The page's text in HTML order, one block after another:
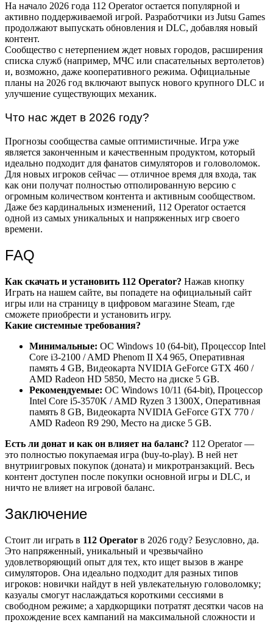
На начало 2026 года 112 Operator остается популярной и
активно поддерживаемой игрой. Разработчики из Jutsu Games
продолжают выпускать обновления и DLC, добавляя новый
контент.
Сообщество с нетерпением ждет новых городов, расширения
списка служб (например, МЧС или спасательных вертолетов)
и, возможно, даже кооперативного режима. Официальные
планы на 2026 год включают выпуск нового крупного DLC и
улучшение существующих механик.
Что нас ждет в 2026 году?
Прогнозы сообщества самые оптимистичные. Игра уже
является законченным и качественным продуктом, который
идеально подходит для фанатов симуляторов и головоломок.
Для новых игроков сейчас — отличное время для входа, так
как они получат полностью отполированную версию с
огромным количеством контента и активным сообществом.
Даже без кардинальных изменений, 112 Operator остается
одной из самых уникальных и напряженных игр своего
времени.
FAQ
Как скачать и установить 112 Operator? Нажав кнопку
Играть на нашем сайте, вы попадете на официальный сайт
игры или на страницу в цифровом магазине Steam, где
сможете приобрести и установить игру.
Какие системные требования?
Минимальные: ОС Windows 10 (64-bit), Процессор Intel
Core i3-2100 / AMD Phenom II X4 965, Оперативная
память 4 GB, Видеокарта NVIDIA GeForce GTX 460 /
AMD Radeon HD 5850, Место на диске 5 GB.
Рекомендуемые: ОС Windows 10/11 (64-bit), Процессор
Intel Core i5-3570K / AMD Ryzen 3 1300X, Оперативная
память 8 GB, Видеокарта NVIDIA GeForce GTX 770 /
AMD Radeon R9 290, Место на диске 5 GB.
Есть ли донат и как он влияет на баланс? 112 Operator —
это полностью покупаемая игра (buy-to-play). В ней нет
внутриигровых покупок (доната) и микротранзакций. Весь
контент доступен после покупки основной игры и DLC, и
ничто не влияет на игровой баланс.
Заключение
Стоит ли играть в 112 Operator в 2026 году? Безусловно, да.
Это напряженный, уникальный и чрезвычайно
удовлетворяющий опыт для тех, кто ищет вызов в жанре
симуляторов. Она идеально подходит для разных типов
игроков: новички найдут в ней увлекательную головоломку;
казуалы смогут наслаждаться короткими сессиями в
свободном режиме; а хардкорщики потратят десятки часов на
прохождение всех кампаний на максимальной сложности и